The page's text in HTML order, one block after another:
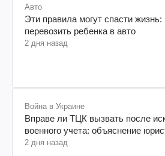
Авто
Эти правила могут спасти жизнь:
перевозить ребенка в авто
2 дня назад
Война в Украине
Вправе ли ТЦК вызвать после
военного учета: объяснение
2 дня назад